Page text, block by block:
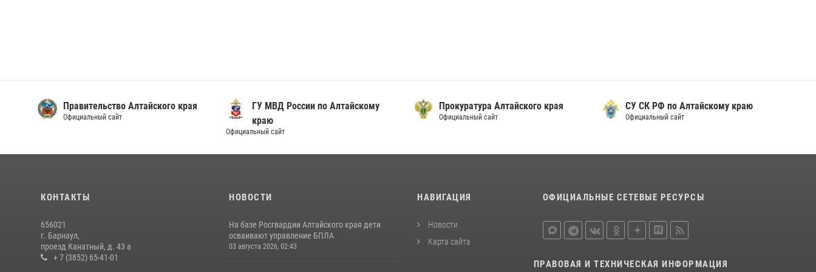
Правительство Алтайского края
Официальный сайт
ГУ МВД России по Алтайскому
краю
Официальный сайт
Прокуратура Алтайского края
Официальный сайт
СУ СК РФ по Алтайскому краю
Официальный сайт
КОНТАКТЫ
656021
г. Барнаул,
проезд Канатный, д. 43 а
+ 7 (3852) 65-41-01
НОВОСТИ
На базе Росгвардии Алтайского края дети
осваивают управление БПЛА
03 августа 2026, 02:43
НАВИГАЦИЯ
Новости
Карта сайта
ОФИЦИАЛЬНЫЕ СЕТЕВЫЕ РЕСУРСЫ
ПРАВОВАЯ И ТЕХНИЧЕСКАЯ ИНФОРМАЦИЯ